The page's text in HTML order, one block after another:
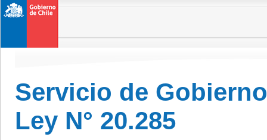
Servicio de
Ley N° 20.285